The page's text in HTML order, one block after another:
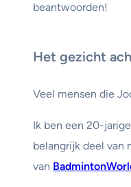
beantwoorden!
Het gezicht
Veel mensen die
Ik ben een 20-
belangrijk deel van
van